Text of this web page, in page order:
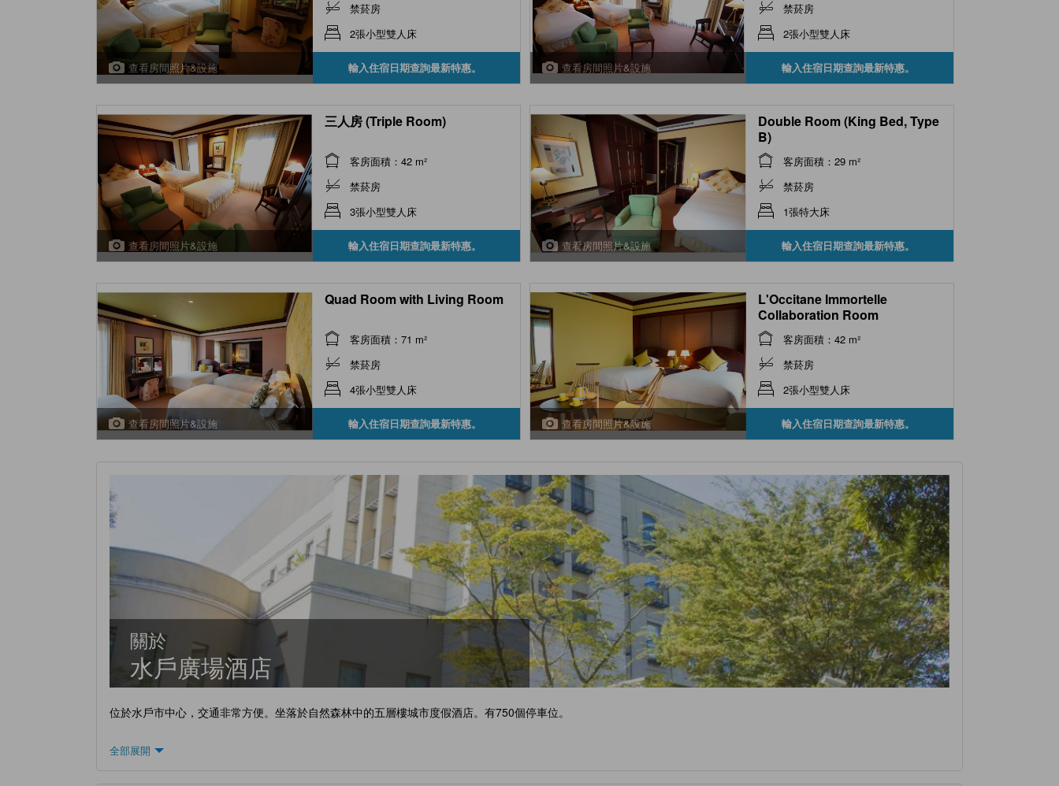
查看房間照片&設施
禁菸房
2張小型雙人床
輸入住宿日期查詢最新特惠。 查看房間照片&設施
禁菸房
2張小型雙人床
輸入住宿日期查詢最新特惠。
查看房間照片&設施
三人房 (Triple Room)
客房面積：42 m²
禁菸房
3張小型雙人床
輸入住宿日期查詢最新特惠。 查看房間照片&設施
Double Room (King Bed, Type
B)
客房面積：29 m²
禁菸房
1張特大床
輸入住宿日期查詢最新特惠。
查看房間照片&設施
Quad Room with Living Room
客房面積：71 m²
禁菸房
4張小型雙人床
輸入住宿日期查詢最新特惠。 查看房間照片&設施
L'Occitane Immortelle
Collaboration Room
客房面積：42 m²
禁菸房
2張小型雙人床
輸入住宿日期查詢最新特惠。
關於
水戶廣場酒店
位於水戶市中心，交通非常方便。坐落於自然森林中的五層樓城市度假酒店。有750個停車位。
全部展開